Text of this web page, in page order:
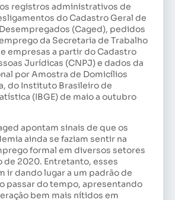
registros administrativos de
do Cadastro Geral de
(Caged), pedidos
da Secretaria de Trabalho
empresas a partir do Cadastro
Jurídicas (CNPJ) e dados da
por Amostra de Domicílios
do Instituto Brasileiro de
(IBGE) de maio a outubro
apontam sinais de que os
ainda se faziam sentir na
formal em diversos setores
de 2020. Entretanto, esses
ir dando lugar a um padrão de
passar do tempo, apresentando
bem mais nítidos em